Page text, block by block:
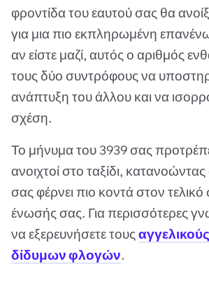
φροντίδα του εαυτού σας θα
για μια πιο εκπληρωμένη
αν είστε μαζί, αυτός ο αριθμός
τους δύο συντρόφους να
ανάπτυξη του άλλου και να
σχέση.
Το μήνυμα του 3939 σας
ανοιχτοί στο ταξίδι,
σας φέρνει πιο κοντά στον
ένωσής σας. Για περισσότερες
να εξερευνήσετε τους
δίδυμων φλογών.